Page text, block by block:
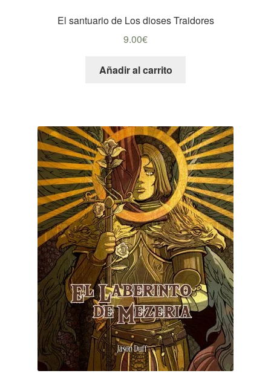
El santuario de Los dioses Traidores
9.00€
Añadir al carrito